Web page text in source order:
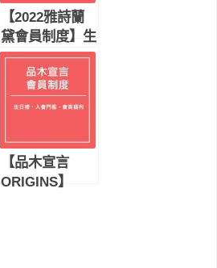
【2022雅詩蘭
黛會員制度】生
日禮｜會員福利
｜入會門檻｜入
會禮｜續會門檻
【品木宣言
ORIGINS】